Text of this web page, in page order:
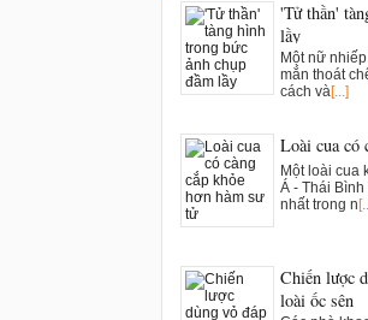
'Tử thần'
lầy
Một nữ
mắn thoát
cách và[...]
Loài cua có
Một loài cua
Á - Thái
nhất trong n
Chiến lược
loài ốc sên